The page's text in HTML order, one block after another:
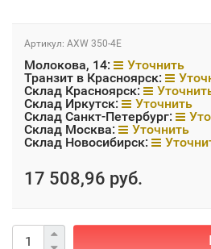
Артикул: AXW 350-4E
Молокова, 14:
Уточнить
Транзит в Красноярск:
Склад Красноярск:
Склад Иркутск:
Уточнить
Склад Санкт-Петербург:
Склад Москва:
Уточнить
Склад Новосибирск:
17 508,96 руб.